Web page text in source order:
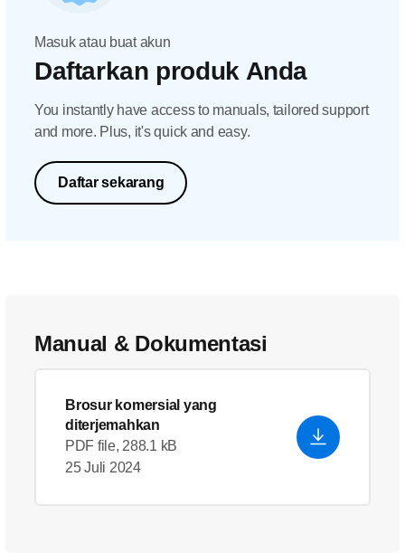
Masuk atau buat akun
Daftarkan produk Anda
You instantly have access to manuals, tailored support
and more. Plus, it's quick and easy.
Daftar sekarang
Manual & Dokumentasi
Brosur komersial yang
diterjemahkan
PDF file, 288.1 kB
25 Juli 2024